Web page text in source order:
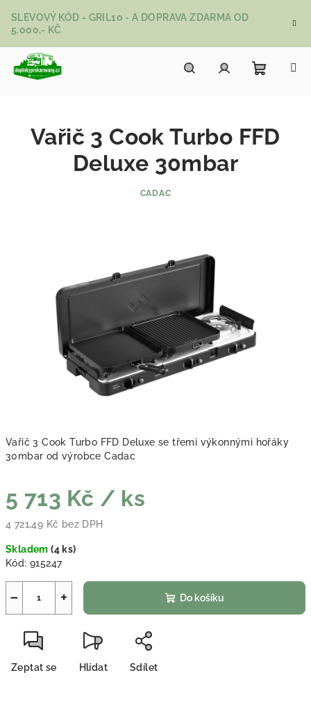
SLEVOVÝ KÓD - GRIL10 - A DOPRAVA ZDARMA OD
5.000,- KČ
Vařič 3 Cook Turbo FFD Deluxe se třemi výkonnými hořáky
30mbar od výrobce Cadac
5 713 Kč / ks
4 721,49 Kč bez DPH
Skladem(4 ks)
Kód: 915247
+
− Do košíku
Zeptat se Hlídat Sdílet
Vařič 3 Cook Turbo FFD
Deluxe 30mbar
CADAC